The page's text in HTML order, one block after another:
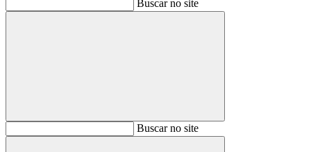
Buscar no site
BuscarBuscar no site